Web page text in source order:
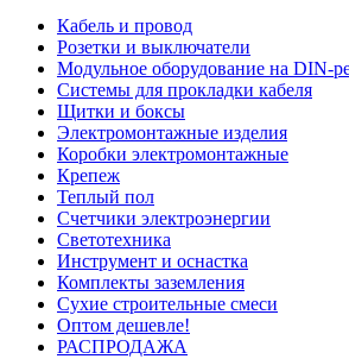
Кабель и провод
Розетки и выключатели
Модульное оборудование на DIN-
Системы для прокладки кабеля
Щитки и боксы
Электромонтажные изделия
Коробки электромонтажные
Крепеж
Теплый пол
Счетчики электроэнергии
Светотехника
Инструмент и оснастка
Комплекты заземления
Сухие строительные смеси
Оптом дешевле!
РАСПРОДАЖА